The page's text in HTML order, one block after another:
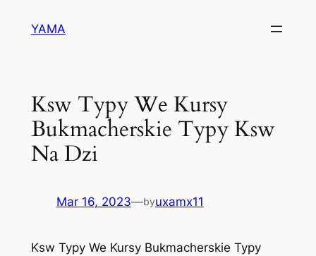
YAMA
Ksw Typy We Kursy
Bukmacherskie Typy Ksw
Na Dzi
Mar 16, 2023—byuxamx11
Ksw Typy We Kursy Bukmacherskie Typy